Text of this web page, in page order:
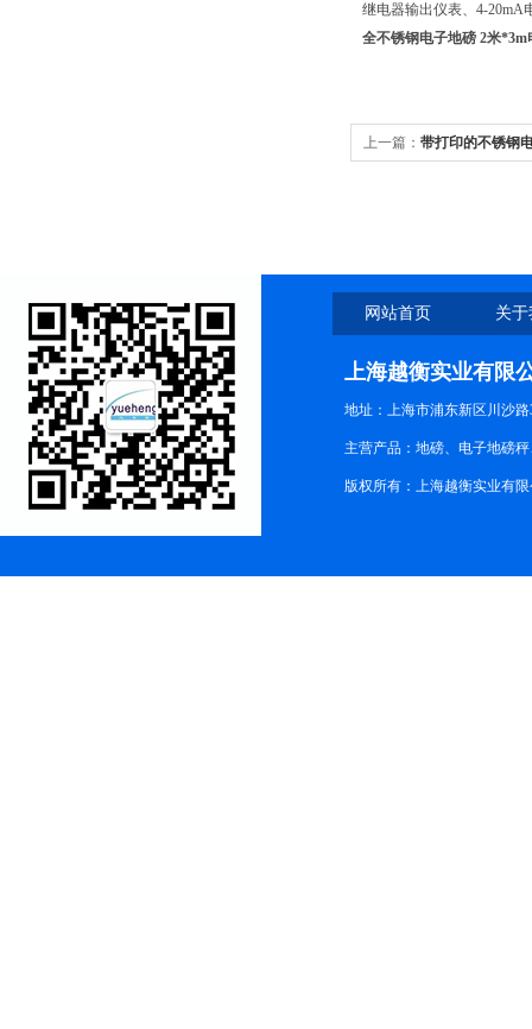
继电器输出仪表、 4-20mA
全不锈钢电子地磅 2米*3m
上一篇： 带打印的不锈钢
网站首页 关
上海越衡实业有限
地址：上海市浦东新区川沙路
主营产品：地磅、电子地磅
版权所有：上海越衡实业有